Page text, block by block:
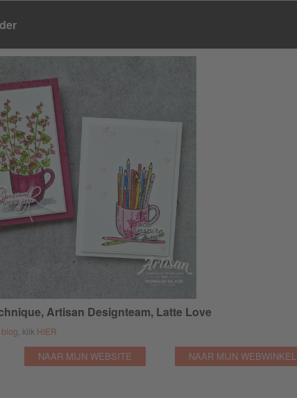
Artisan Designteam, Latte Love
blog , klik HIER
NAAR MIJN WEBSITE NAAR MIJN WEBWINKEL